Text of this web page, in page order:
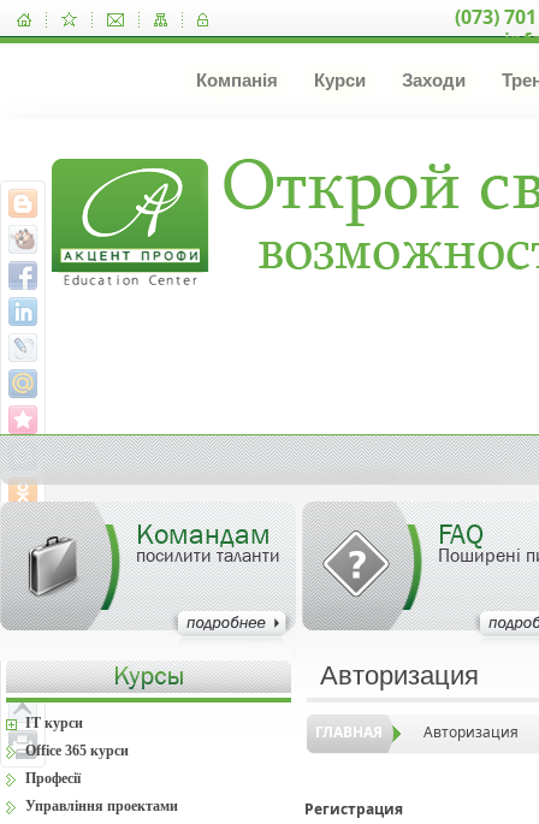
(073)
Компанія Курси Заходи
Командам
посилити таланти
FAQ
Поширені
Авторизация
ГЛАВНАЯ Авторизация
Регистрация
IT курси
Office 365 курси
Професії
Управління проектами